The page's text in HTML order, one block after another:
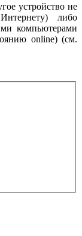
устройство не
либо
компьютерами
online) (см.